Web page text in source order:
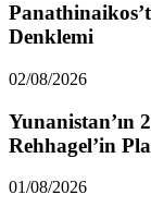
Denklemi
02/08/2026
Yunanistan’ın
Rehhagel’in
01/08/2026